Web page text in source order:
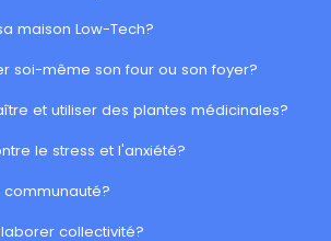
maison Low-Tech?
soi-même son four ou son foyer?
et utiliser des plantes médicinales?
le stress et l'anxiété?
collectivité?